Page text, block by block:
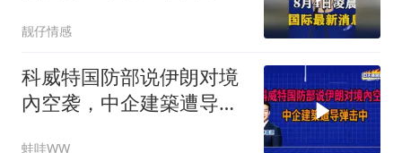
靓仔情感
科威特国防部说伊朗对境
內空袭，中企建築遭导弹
蛙哇WW